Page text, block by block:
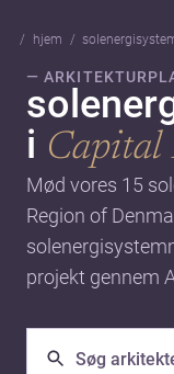
hjem
—
i Capital
Mød vores 15
Region of
projekt gennem